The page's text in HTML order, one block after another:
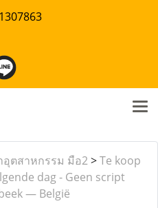
ตสาหกรรม มือ2>Te koop
dag - Geen script
— België